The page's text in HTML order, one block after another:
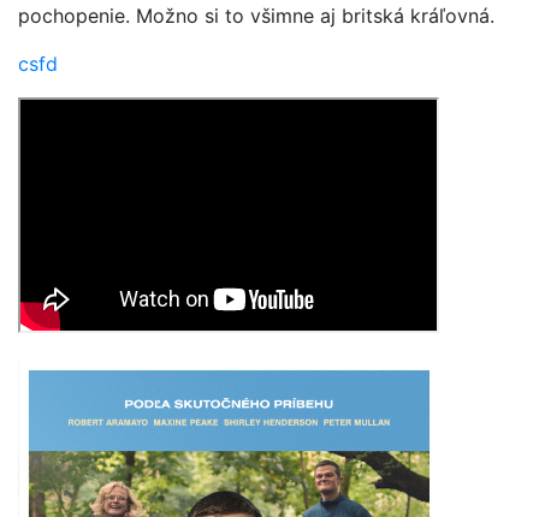
pochopenie. Možno si to všimne aj britská kráľovná.
csfd